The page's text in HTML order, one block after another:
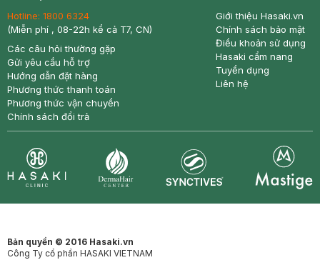
Hotline: 1800 6324
(Miễn phí , 08-22h kể cả T7, CN)
Các câu hỏi thường gặp
Gửi yêu cầu hỗ trợ
Hướng dẫn đặt hàng
Phương thức thanh toán
Phương thức vận chuyển
Chính sách đổi trả
Giới thiệu Hasaki.vn
Chính sách bảo mật
Điều khoản sử dụng
Hasaki cẩm nang
Tuyển dụng
Liên hệ
Bản quyền © 2016 Hasaki.vn
Công Ty cổ phần HASAKI VIETNAM